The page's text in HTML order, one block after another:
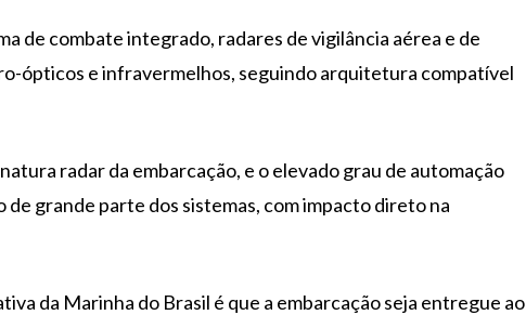
de combate integrado, radares de vigilância aérea e de
ópticos e infravermelhos, seguindo arquitetura compatível
radar da embarcação, e o elevado grau de automação
grande parte dos sistemas, com impacto direto na
da Marinha do Brasil é que a embarcação seja entregue ao